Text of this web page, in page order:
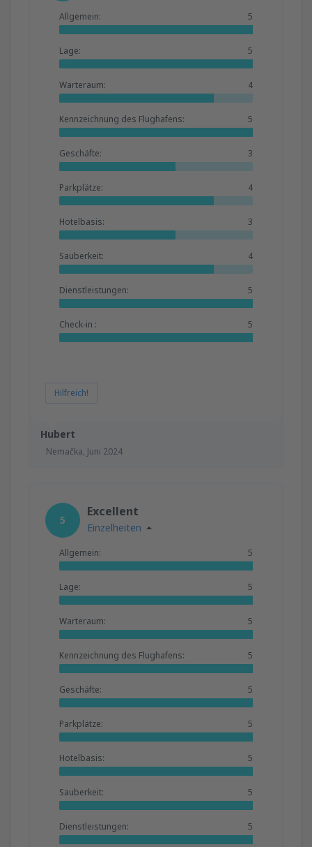
Hubert
Nemačka, Juni 2024
Allgemein: 5
Lage: 5
Warteraum: 4
Kennzeichnung des Flughafens: 5
Geschäfte: 3
Parkplätze: 4
Hotelbasis: 3
Sauberkeit: 4
Dienstleistungen: 5
Check-in : 5
Hilfreich!
5
Excellent
Einzelheiten
Allgemein: 5
Lage: 5
Warteraum: 5
Kennzeichnung des Flughafens: 5
Geschäfte: 5
Parkplätze: 5
Hotelbasis: 5
Sauberkeit: 5
Dienstleistungen: 5